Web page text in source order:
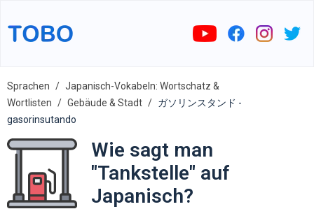
Sprachen
Japanisch-Vokabeln: Wortschatz &
Wortlisten
Gebäude & Stadt
ガソリンスタンド -
gasorinsutando
Wie sagt man
"Tankstelle" auf
Japanisch?